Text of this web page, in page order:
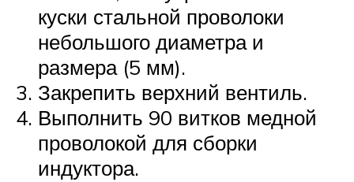
куски стальной проволоки
небольшого диаметра и
размера (5 мм).
Закрепить верхний вентиль.
Выполнить 90 витков медной
проволокой для сборки
индуктора.